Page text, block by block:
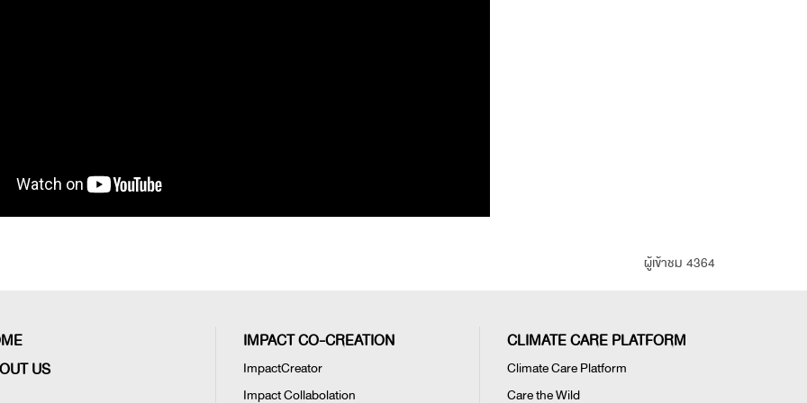
ผู้เข้าชม 4364
US
IMPACT CO-CREATION
ImpactCreator
Impact Collabolation
CLIMATE CARE PLATFORM
Climate Care Platform
Care the Wild